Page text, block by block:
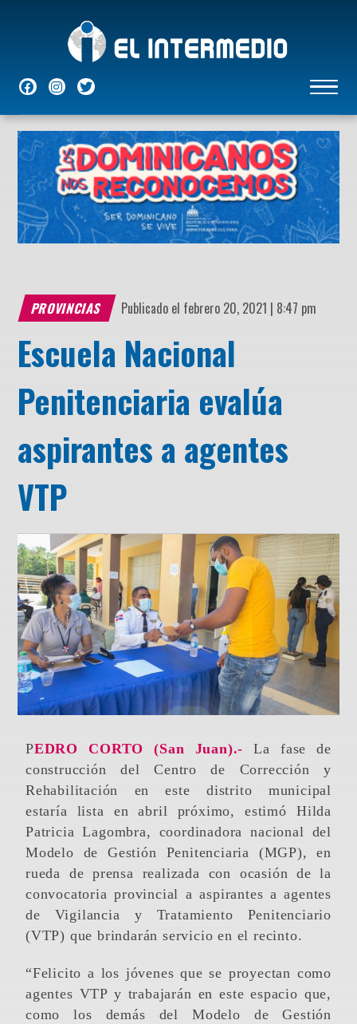
NACIONALES INTERNACIONALESECONÓMICASDEPORTES ENTRETENIMIENTO
PROVINCIAS Publicado el febrero 20, 2021 | 8:47 pm
Escuela Nacional
Penitenciaria evalúa
aspirantes a agentes
VTP
PEDRO CORTO (San Juan).- La fase de
construcción del Centro de Corrección y
Rehabilitación en este distrito municipal
estaría lista en abril próximo, estimó Hilda
Patricia Lagombra, coordinadora nacional del
Modelo de Gestión Penitenciaria (MGP), en
rueda de prensa realizada con ocasión de la
convocatoria provincial a aspirantes a agentes
de Vigilancia y Tratamiento Penitenciario
(VTP) que brindarán servicio en el recinto.
“Felicito a los jóvenes que se proyectan como
agentes VTP y trabajarán en este espacio que,
como los demás del Modelo de Gestión